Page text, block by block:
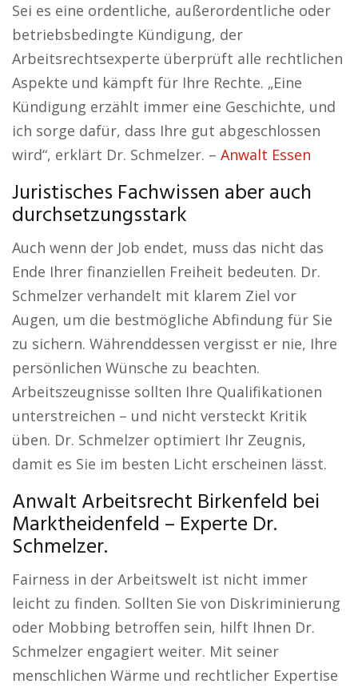
Sei es eine ordentliche, außerordentliche oder
betriebsbedingte Kündigung, der
Arbeitsrechtsexperte überprüft alle rechtlichen
Aspekte und kämpft für Ihre Rechte. „Eine
Kündigung erzählt immer eine Geschichte, und
ich sorge dafür, dass Ihre gut abgeschlossen
wird“, erklärt Dr. Schmelzer. – Anwalt Essen
Juristisches Fachwissen aber auch
durchsetzungsstark
Auch wenn der Job endet, muss das nicht das
Ende Ihrer finanziellen Freiheit bedeuten. Dr.
Schmelzer verhandelt mit klarem Ziel vor
Augen, um die bestmögliche Abfindung für Sie
zu sichern. Währenddessen vergisst er nie, Ihre
persönlichen Wünsche zu beachten.
Arbeitszeugnisse sollten Ihre Qualifikationen
unterstreichen – und nicht versteckt Kritik
üben. Dr. Schmelzer optimiert Ihr Zeugnis,
damit es Sie im besten Licht erscheinen lässt.
Anwalt Arbeitsrecht Birkenfeld bei
Marktheidenfeld – Experte Dr.
Schmelzer.
Fairness in der Arbeitswelt ist nicht immer
leicht zu finden. Sollten Sie von Diskriminierung
oder Mobbing betroffen sein, hilft Ihnen Dr.
Schmelzer engagiert weiter. Mit seiner
menschlichen Wärme und rechtlicher Expertise